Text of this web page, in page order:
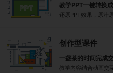
教学PPT一键转换
还原PPT效果，原汁
创作型课件
一盏茶的时间完成
教学内容结合动画交